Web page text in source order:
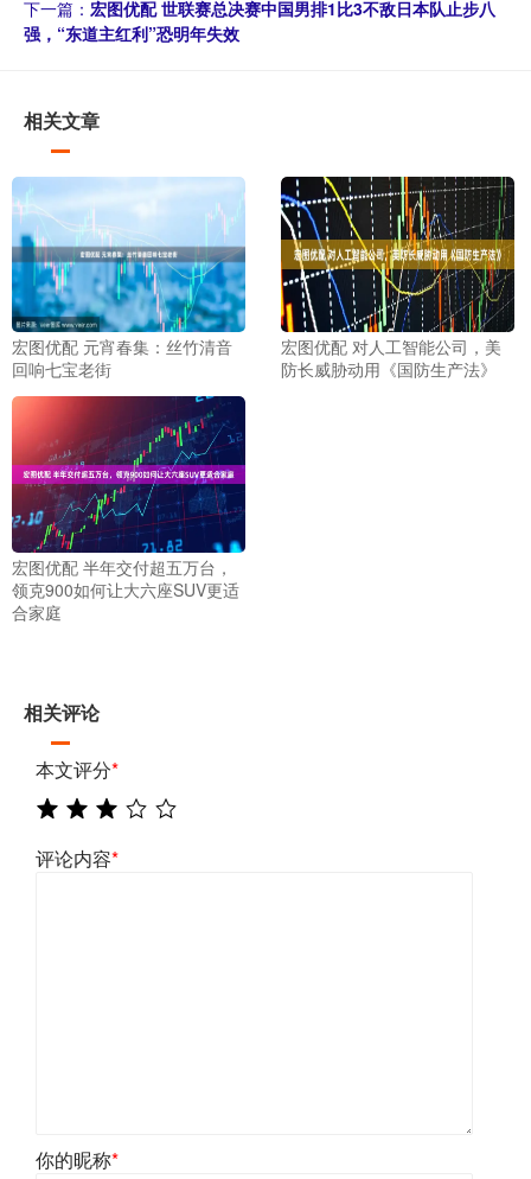
下一篇： 宏图优配 世联赛总决赛中国男排1比3不敌日本队止步八
强，“东道主红利”恐明年失效
相关文章
宏图优配 元宵春集：丝竹清音
回响七宝老街
宏图优配 对人工智能公司，美
防长威胁动用《国防生产法》
宏图优配 半年交付超五万台，
领克900如何让大六座SUV更适
合家庭
相关评论
本文评分*
评论内容*
你的昵称*